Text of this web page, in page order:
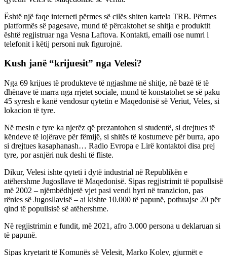
Është një faqe interneti përmes së cilës shiten kartela TRB. Përmes
platformës së pagesave, mund të përcaktohet se shitja e produktit
është regjistruar nga Vesna Laftova. Kontakti, emaili ose numri i
telefonit i këtij personi nuk figurojnë.
Kush janë “krijuesit” nga Velesi?
Nga 69 krijues të produkteve të ngjashme në shitje, në bazë të të
dhënave të marra nga rrjetet sociale, mund të konstatohet se së paku
45 syresh e kanë vendosur qytetin e Maqedonisë së Veriut, Veles, si
lokacion të tyre.
Në mesin e tyre ka njerëz që prezantohen si studentë, si drejtues të
këndeve të lojërave për fëmijë, si shitës të kostumeve për burra, apo
si drejtues kasaphanash… Radio Evropa e Lirë kontaktoi disa prej
tyre, por asnjëri nuk deshi të fliste.
Dikur, Velesi ishte qyteti i dytë industrial në Republikën e
atëhershme Jugosllave të Maqedonisë. Sipas regjistrimit të popullsisë
më 2002 – njëmbëdhjetë vjet pasi vendi hyri në tranzicion, pas
rënies së Jugosllavisë – ai kishte 10.000 të papunë, pothuajse 20 për
qind të popullsisë së atëhershme.
Në regjistrimin e fundit, më 2021, afro 3.000 persona u deklaruan si
të papunë.
Sipas kryetarit të Komunës së Velesit, Marko Kolev, gjurmët e